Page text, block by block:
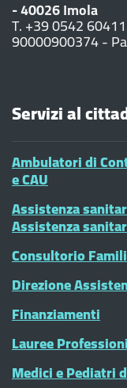
- 40026 Imola
T. +39 0542
90000900374 -
Servizi al
Ambulatori di
e CAU
Assistenza
Assistenza
Consultorio
Direzione
Finanziamenti
Lauree
Medici e Pediatri